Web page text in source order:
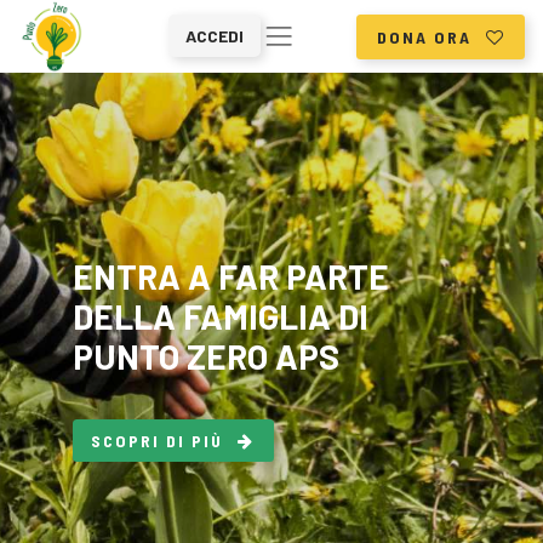
ACCEDI DONA ORA
ENTRA A FAR PARTE
DELLA FAMIGLIA DI
PUNTO ZERO APS
SCOPRI DI PIÙ